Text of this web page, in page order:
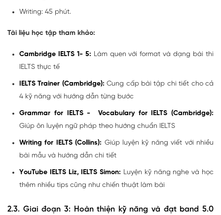
Writing: 45 phút.
Tài liệu học tập tham khảo:
Cambridge IELTS 1- 5: Làm quen với format và dạng bài thi
IELTS thực tế
IELTS Trainer (Cambridge): Cung cấp bài tập chi tiết cho cả
4 kỹ năng với hướng dẫn từng bước
Grammar for IELTS - Vocabulary for IELTS (Cambridge):
Giúp ôn luyện ngữ pháp theo hướng chuẩn IELTS
Writing for IELTS (Collins): Giúp luyện kỹ năng viết với nhiều
bài mẫu và hướng dẫn chi tiết
YouTube IELTS Liz, IELTS Simon: Luyện kỹ năng nghe và học
thêm nhiều tips cũng như chiến thuật làm bài
2.3. Giai đoạn 3: Hoàn thiện kỹ năng và đạt band 5.0